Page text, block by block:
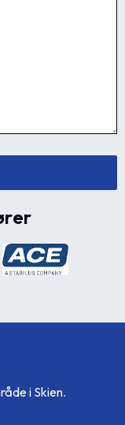
20 16
20 16
20
i Skien.